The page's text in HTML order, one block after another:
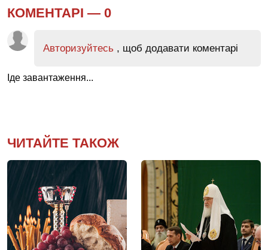
КОМЕНТАРІ — 0
Авторизуйтесь , щоб додавати коментарі
Іде завантаження...
ЧИТАЙТЕ ТАКОЖ